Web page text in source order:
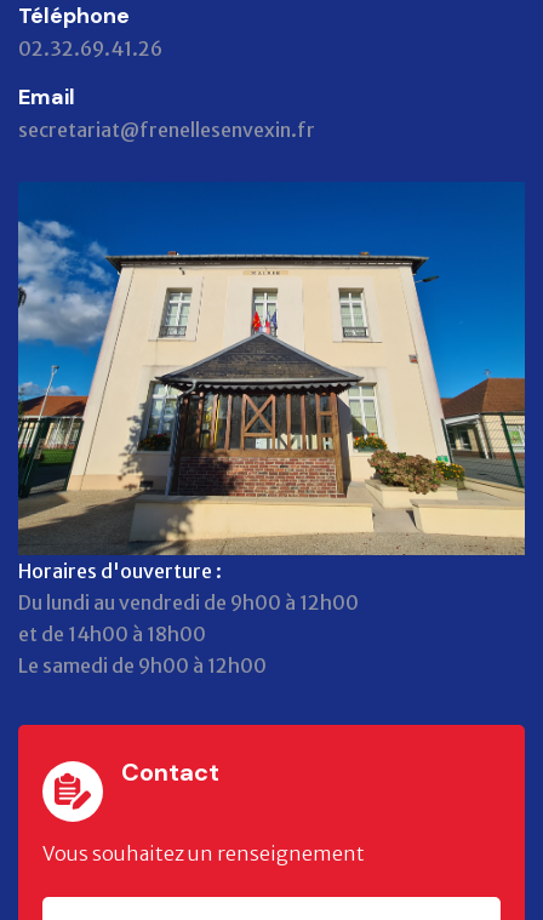
Téléphone
02.32.69.41.26
Email
secretariat@frenellesenvexin.fr
Horaires d'ouverture :
Du lundi au vendredi de 9h00 à 12h00
et de 14h00 à 18h00
Le samedi de 9h00 à 12h00
Contact
Vous souhaitez un renseignement